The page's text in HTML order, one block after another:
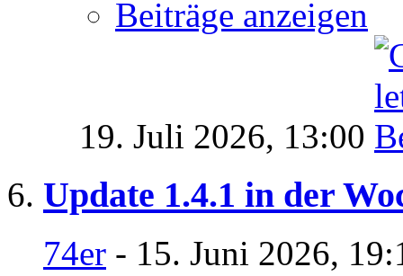
Beiträge anzeigen
19. Juli 2026, 13:00
Update 1.4.1 in der
74er - 15. Juni 2026,